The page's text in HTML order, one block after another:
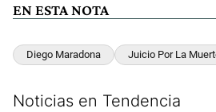
EN ESTA NOTA
Diego Maradona Juicio Por La
Noticias en Tendencia